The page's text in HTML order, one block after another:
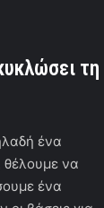
τη
ένα
να
ένα